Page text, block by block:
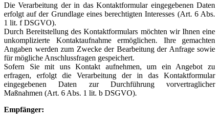
Die Verarbeitung der in das Kontaktformular eingegebenen Daten
erfolgt auf der Grundlage eines berechtigten Interesses (Art. 6 Abs.
1 lit. f DSGVO).
Durch Bereitstellung des Kontaktformulars möchten wir Ihnen eine
unkomplizierte Kontaktaufnahme ermöglichen. Ihre gemachten
Angaben werden zum Zwecke der Bearbeitung der Anfrage sowie
für mögliche Anschlussfragen gespeichert.
Sofern Sie mit uns Kontakt aufnehmen, um ein Angebot zu
erfragen, erfolgt die Verarbeitung der in das Kontaktformular
eingegebenen Daten zur Durchführung vorvertraglicher
Maßnahmen (Art. 6 Abs. 1 lit. b DSGVO).
Empfänger: